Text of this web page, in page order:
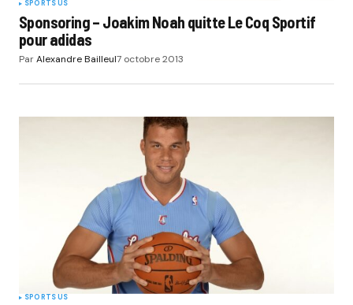
SPORTS US
Sponsoring – Joakim Noah quitte Le Coq Sportif
pour adidas
ParAlexandre Bailleul7 octobre 2013
SPORTS US